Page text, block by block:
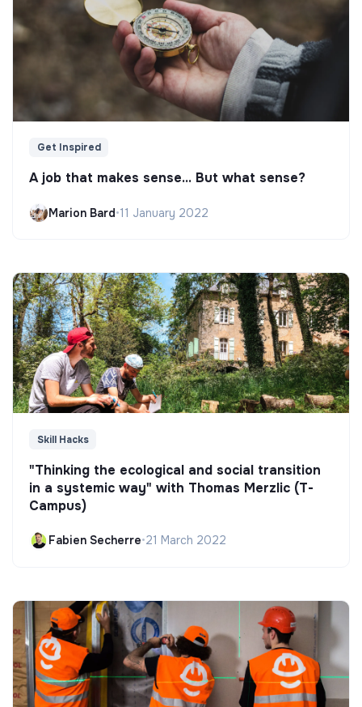
Get Inspired
A job that makes sense... But what sense?
Marion Bard•11 January 2022
Skill Hacks
"Thinking the ecological and social transition
in a systemic way" with Thomas Merzlic (T-
Campus)
Fabien Secherre•21 March 2022